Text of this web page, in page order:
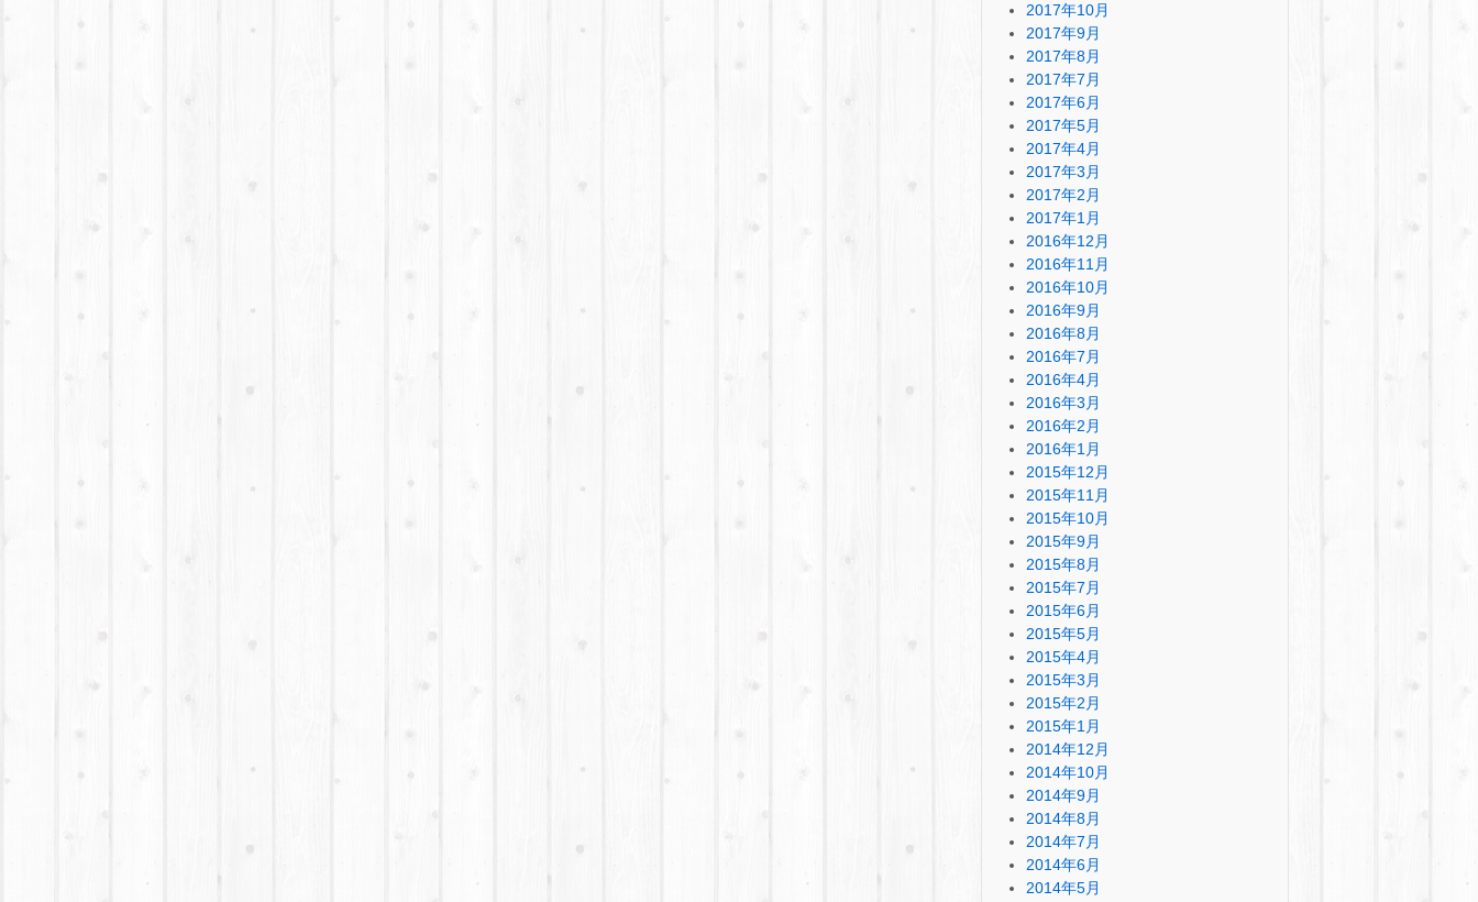
2017年10月
2017年9月
2017年8月
2017年7月
2017年6月
2017年5月
2017年4月
2017年3月
2017年2月
2017年1月
2016年12月
2016年11月
2016年10月
2016年9月
2016年8月
2016年7月
2016年4月
2016年3月
2016年2月
2016年1月
2015年12月
2015年11月
2015年10月
2015年9月
2015年8月
2015年7月
2015年6月
2015年5月
2015年4月
2015年3月
2015年2月
2015年1月
2014年12月
2014年10月
2014年9月
2014年8月
2014年7月
2014年6月
2014年5月